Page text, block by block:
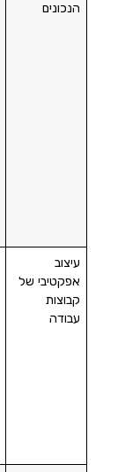
הנכונים
עיצוב
אפקטיבי של
קבוצות
עבודה